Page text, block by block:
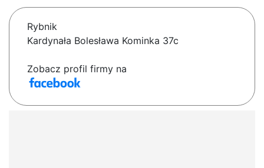
Rybnik
Kardynała Bolesława Kominka 37c
Zobacz profil firmy na